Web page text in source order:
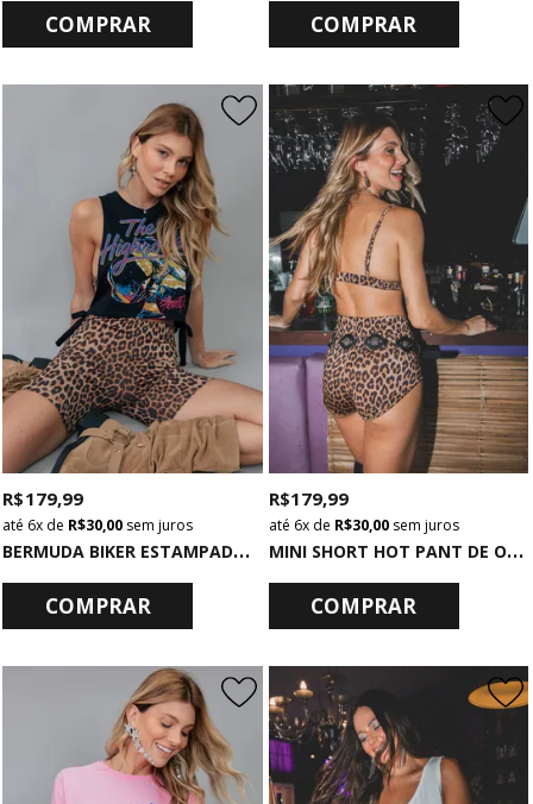
COMPRAR COMPRAR
B
ERMUDA BIKER ESTAMPADA DE ONCINHA
R$ 179,99
6x de R$ 30,00 sem juros
COMPRAR
M
INI SHORT HOT PANT DE ONCINHA
R$ 179,99
6xde R$ 30,00sem juros
COMPRAR